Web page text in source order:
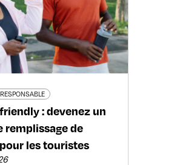
: devenez un
remplissage de
les touristes